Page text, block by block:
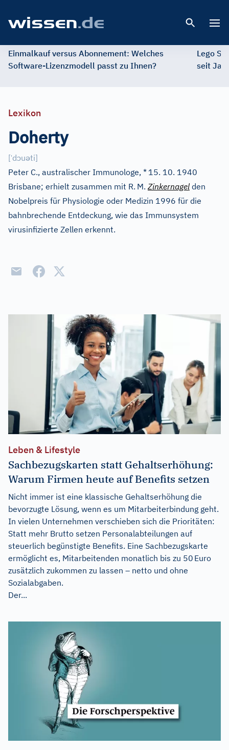
Einmalkauf versus Abonnement: Welches
Software-Lizenzmodell passt zu Ihnen?
Lego
seit
Lexikon
Doherty
[ˈdɔuəti]
Peter C., australischer Immunologe, * 15. 10. 1940
Brisbane; erhielt zusammen mit R. M.Zinkernagel den
Nobelpreis für Physiologie oder Medizin 1996 für die
bahnbrechende Entdeckung, wie das Immunsystem
virusinfizierte Zellen erkennt.
Leben & Lifestyle
Sachbezugskarten statt Gehaltserhöhung:
Warum Firmen heute auf Benefits setzen
Nicht immer ist eine klassische Gehaltserhöhung die
bevorzugte Lösung, wenn es um Mitarbeiterbindung geht.
In vielen Unternehmen verschieben sich die Prioritäten:
Statt mehr Brutto setzen Personalabteilungen auf
steuerlich begünstigte Benefits. Eine Sachbezugskarte
ermöglicht es, Mitarbeitenden monatlich bis zu 50 Euro
zusätzlich zukommen zu lassen – netto und ohne
Sozialabgaben.
Der...